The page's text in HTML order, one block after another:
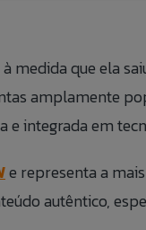
à medida que ela
amplamente
integrada em
e representa a
autêntico,